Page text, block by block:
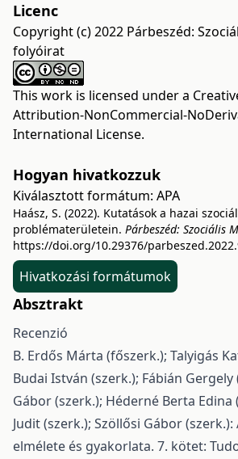
Licenc
Copyright (c) 2022 Párbeszéd:
folyóirat
This work is licensed under a
Attribution-NonCommercial-
International License.
Hogyan hivatkozzuk
Kiválasztott formátum: APA
Haász, S. (2022). Kutatások a hazai
problématerületein. Párbeszéd: Szociális
https://doi.org/10.29376/
Hivatkozási formátumok
Absztrakt
Recenzió
B. Erdős Márta (főszerk.); Talyigás
Budai István (szerk.); Fábián Gergely
Gábor (szerk.); Héderné Berta Edina
Judit (szerk.); Szöllősi Gábor
elmélete és gyakorlata. 7. kötet: